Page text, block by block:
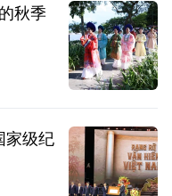
秋季
家级纪